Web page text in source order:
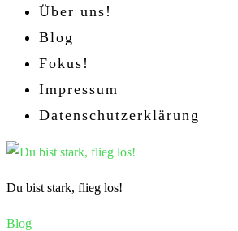
Über uns!
Blog
Fokus!
Impressum
Datenschutzerklärung
Du bist stark, flieg los!
Blog